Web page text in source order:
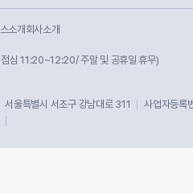
소개 회사소개
심 11:20~12:20/ 주말 및 공휴일 휴무)
서울특별시 서초구 강남대로 311
사업자등